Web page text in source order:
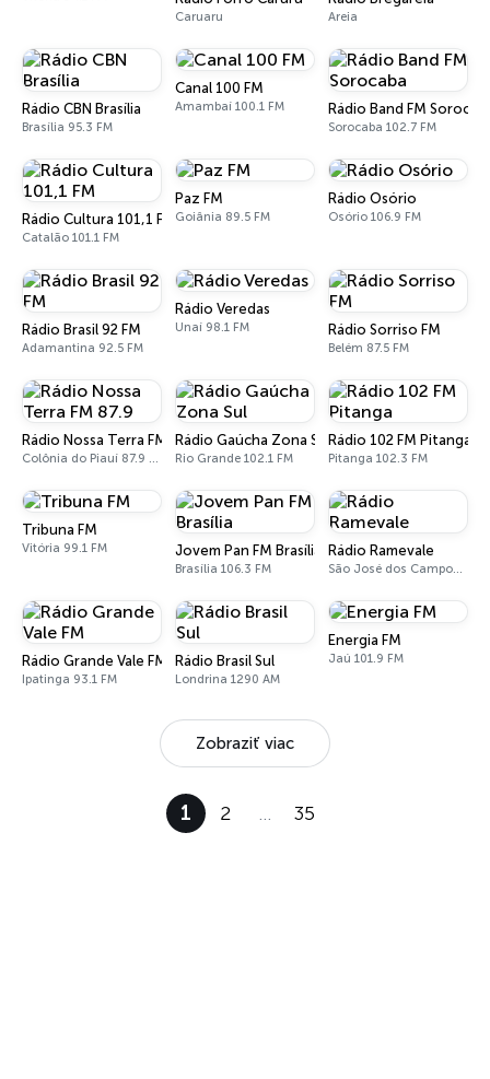
Caruaru Areia
Rádio CBN Brasília
Brasília 95.3 FM
Canal 100 FM
Amambaí 100.1 FM Rádio Band FM
Sorocaba 102.7 FM
Rádio Cultura 101,1 FM
Catalão 101.1 FM
Paz FM
Goiânia 89.5 FM
Rádio Osório
Osório 106.9 FM
Rádio Brasil 92 FM
Adamantina 92.5 FM
Rádio Veredas
Unaí 98.1 FM Rádio Sorriso FM
Belém 87.5 FM
Rádio Nossa Terra FM 87.9
Colônia do Piauí 87.9 FM
Rádio Gaúcha Zona Sul
Rio Grande 102.1 FM
Rádio 102 FM Pitanga
Pitanga 102.3 FM
Tribuna FM
Vitória 99.1 FM Jovem Pan FM Brasília
Brasília 106.3 FM
Rádio Ramevale
São José dos Campos 1290 AM
Rádio Grande Vale FM
Ipatinga 93.1 FM
Rádio Brasil Sul
Londrina 1290 AM
Energia FM
Jaú 101.9 FM
Zobraziť viac
1 2 … 35